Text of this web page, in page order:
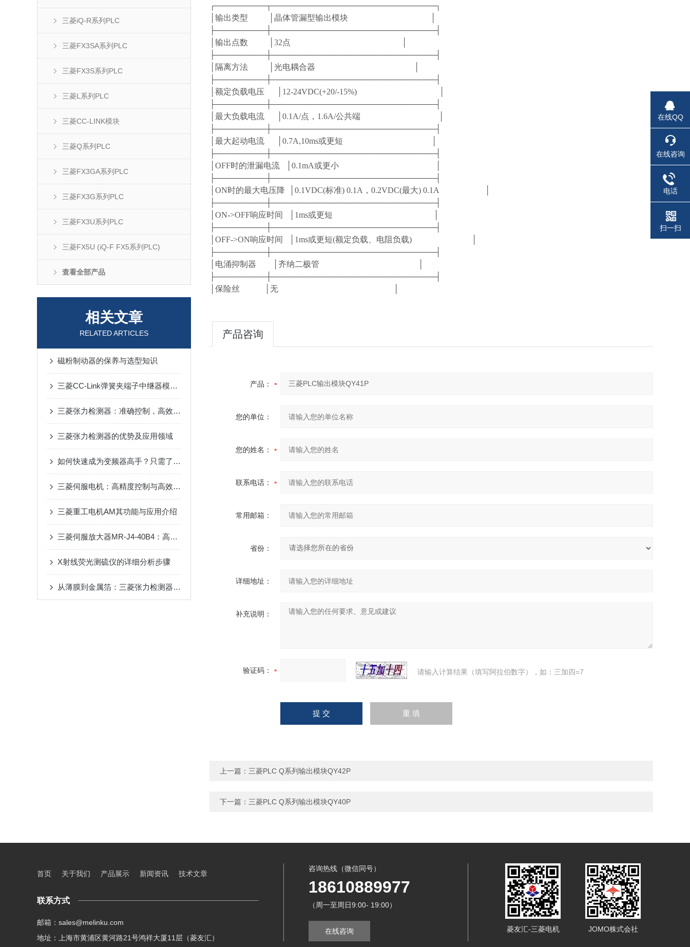
三菱iQ-R系列PLC
三菱FX3SA系列PLC
三菱FX3S系列PLC
三菱L系列PLC
三菱CC-LINK模块
三菱Q系列PLC
三菱FX3GA系列PLC
三菱FX3G系列PLC
三菱FX3U系列PLC
三菱FX5U (iQ-F FX5系列PLC)
查看全部产品
相关文章
RELATED ARTICLES
磁粉制动器的保养与选型知识
三菱CC-Link弹簧夹端子中继器模块应用场景
三菱张力检测器：准确控制，高效生产的得力助手
三菱张力检测器的优势及应用领域
如何快速成为变频器高手？只需了解这15个变频器问题
三菱伺服电机：高精度控制与高效能转换的工业驱动选择
三菱重工电机AM其功能与应用介绍
三菱伺服放大器MR-J4-40B4：高效驱动的可靠选择
X射线荧光测硫仪的详细分析步骤
从薄膜到金属箔：三菱张力检测器在多行业卷材加工中的应用
┌─────────┬─────────────────────────────┐
│输出类型 │晶体管漏型输出模块 │
├─────────┼─────────────────────────────┤
│输出点数 │32点 │
├─────────┼─────────────────────────────┤
│隔离方法 │光电耦合器 │
├─────────┼─────────────────────────────┤
│额定负载电压 │12-24VDC(+20/-15%) │
├─────────┼─────────────────────────────┤
│最大负载电流 │0.1A/点，1.6A/公共端 │
├─────────┼─────────────────────────────┤
│最大起动电流 │0.7A,10ms或更短 │
├─────────┼─────────────────────────────┤
│OFF时的泄漏电流 │0.1mA或更小 │
├─────────┼─────────────────────────────┤
│ON时的最大电压降 │0.1VDC(标准) 0.1A，0.2VDC(最大) 0.1A │
├─────────┼─────────────────────────────┤
│ON->OFF响应时间 │1ms或更短 │
├─────────┼─────────────────────────────┤
│OFF->ON响应时间 │1ms或更短(额定负载、电阻负载) │
├─────────┼─────────────────────────────┤
│电涌抑制器 │齐纳二极管 │
├─────────┼─────────────────────────────┤
│保险丝 │无 │
产品咨询
产品：
您的单位：
您的姓名：
联系电话：
常用邮箱：
省份：
详细地址：
补充说明：
验证码： 请输入计算结果（填写阿拉伯数字），如：三加四=7
上一篇： 三菱PLC Q系列输出模块QY42P
下一篇： 三菱PLC Q系列输出模块QY40P
首页 关于我们 产品展示 新闻资讯 技术文章
联系方式
邮箱：sales@melinku.com
地址：上海市黄浦区黄河路21号鸿祥大厦11层（菱友汇）
咨询热线（微信同号）
18610889977
（周一至周日9:00- 19:00）
在线咨询 菱友汇-三菱电机 JOMO株式会社
在线QQ
在线咨询
电话
扫一扫